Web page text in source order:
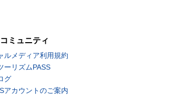
ミュニティ
ルメディア利用規約
ーリズムPASS
グ
アカウントのご案内